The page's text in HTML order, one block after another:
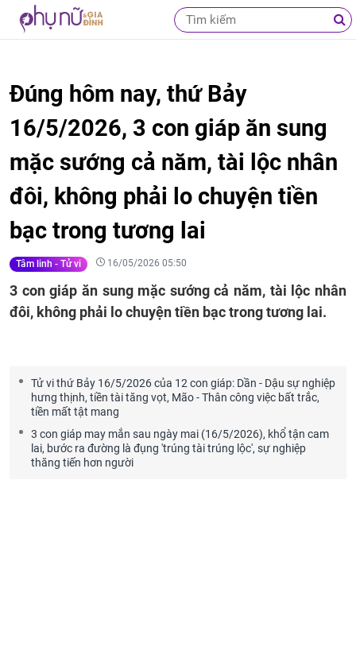
Đúng hôm nay, thứ Bảy
16/5/2026, 3 con giáp ăn sung
mặc sướng cả năm, tài lộc nhân
đôi, không phải lo chuyện tiền
bạc trong tương lai
Tâm linh - Tử vi 16/05/2026 05:50
3 con giáp ăn sung mặc sướng cả năm, tài lộc nhân
đôi, không phải lo chuyện tiền bạc trong tương lai.
Tử vi thứ Bảy 16/5/2026 của 12 con giáp: Dần - Dậu sự nghiệp
hưng thịnh, tiền tài tăng vọt, Mão - Thân công việc bất trắc,
tiền mất tật mang
3 con giáp may mắn sau ngày mai (16/5/2026), khổ tận cam
lai, bước ra đường là đụng 'trúng tài trúng lộc', sự nghiệp
thăng tiến hơn người